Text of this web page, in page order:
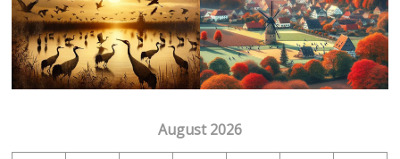
August 2026